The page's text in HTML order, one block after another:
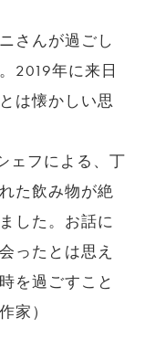
さんが過ごし
2019年に来日
は懐かしい思
ェフによる、丁
た飲み物が絶
した。お話に
ったとは思え
を過ごすこと
家）